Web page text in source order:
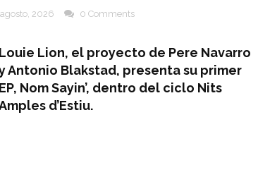
2026 0 Comments
Louie Lion, el proyecto de Pere Navarro
Antonio Blakstad, presenta su primer
EP, Nom Sayin’, dentro del ciclo Nits
d’Estiu.